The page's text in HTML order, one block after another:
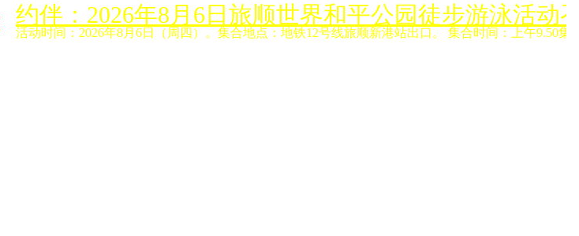
约伴：2026年8月6日旅顺世界和平公园徒步游泳活动
活动时间：2026年8月6日（周四）。集合地点：地铁12号线旅顺新港站出口。 集合时间：上午9.50集